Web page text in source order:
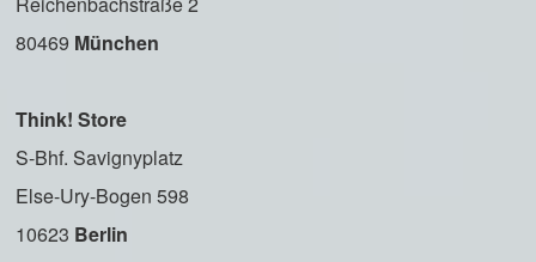
80469 München
Think! Store
S-Bhf. Savignyplatz
Else-Ury-Bogen 598
10623 Berlin